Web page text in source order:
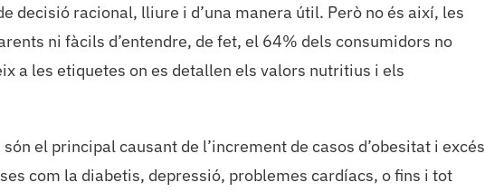
decisió racional, lliure i d’una manera útil. Però no és així, les
ni fàcils d’entendre, de fet, el 64% dels consumidors no
a les etiquetes on es detallen els valors nutritius i els
el principal causant de l’increment de casos d’obesitat i excés
com la diabetis, depressió, problemes cardíacs, o fins i tot